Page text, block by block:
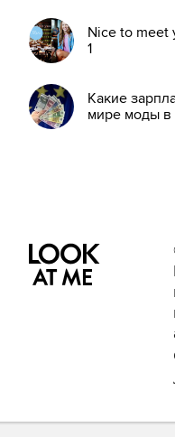
Nice to meet
1
Какие
мире моды в